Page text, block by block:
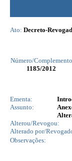
Ato: Decreto-
Número/Complemento
1185/2012
Ementa:
Assunto:
Alterou/Revogou:
Alterado por/
Observações: